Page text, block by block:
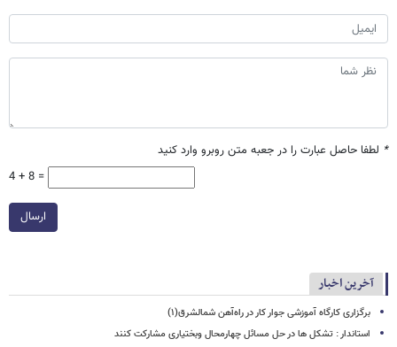
* لطفا حاصل عبارت را در جعبه متن روبرو وارد کنید
4 + 8 =
ارسال
آخرین اخبار
برگزاری کارگاه آموزشی جوار کار در راه‌آهن شمالشرق(۱)
استاندار : تشکل ها در حل مسائل چهارمحال وبختیاری مشارکت کنند